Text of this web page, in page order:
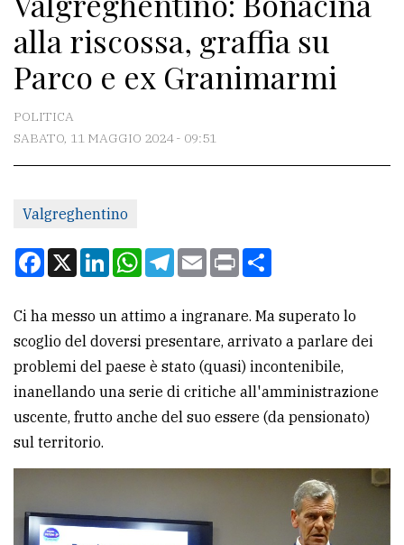
Meteo
CONTATTI
La
redazione
Per
tua
CERCA
Cerca
per
comune
Ricerca
alla riscossa, graffia su
Parco e ex Granimarmi
POLITICA
SABATO, 11 MAGGIO 2024 - 09:51
Valgreghentino
Facebook
X LinkedInWhatsApp
Telegram
EmailPrint
Ci ha messo un attimo a ingranare. Ma superato lo
scoglio del doversi presentare, arrivato a parlare dei
problemi del paese è stato (quasi) incontenibile,
inanellando una serie di critiche all'amministrazione
uscente, frutto anche del suo essere (da pensionato)
sul territorio.